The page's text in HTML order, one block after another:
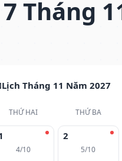
Tháng
Lịch Tháng 11 Năm 2027
THỨ HAI THỨ BA
4/10
2
5/10